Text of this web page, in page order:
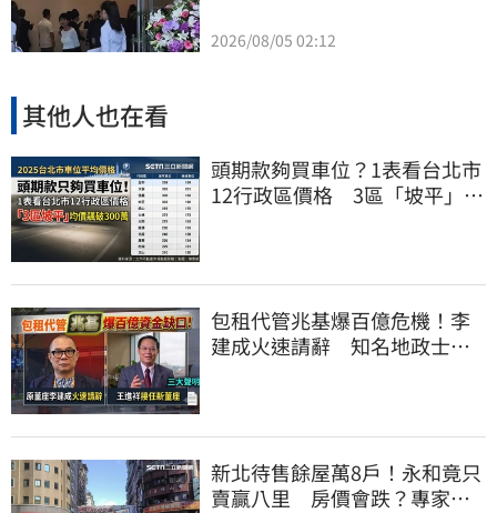
2026/08/05 02:12
其他人也在看
頭期款夠買車位？1表看台北市
12行政區價格 3區「坡平」均
包租代管兆基爆百億危機！李
建成火速請辭 知名地政士接
新北待售餘屋萬8戶！永和竟只
賣贏八里 房價會跌？專家：